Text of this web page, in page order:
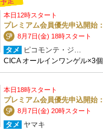
本日12時スタート
プレミアム会員優先申込開始：
8月7日(金) 18時スタート
タメ
ピコモンテ・ジ…
CICA オールインワンゲル×3個
本日18時スタート
プレミアム会員優先申込開始：
8月7日(金) 20時スタート
タメ ヤマキ